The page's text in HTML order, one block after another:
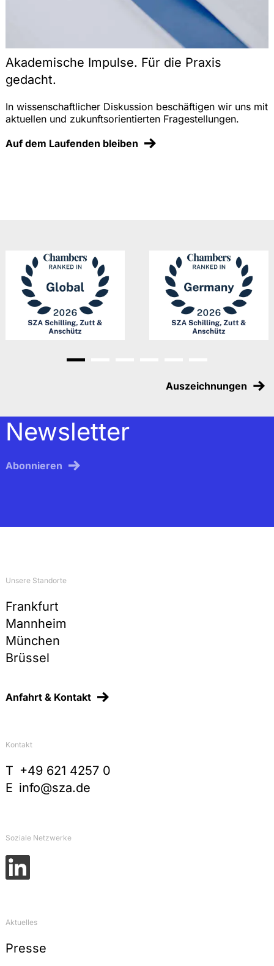
Akademische Impulse. Für die Praxis
gedacht.
In wissenschaftlicher Diskussion beschäftigen wir uns mit
aktuellen und zukunftsorientierten Fragestellungen.
Auf dem Laufenden bleiben
Gehe zu Slide 1
Auszeichnungen
Newsletter
Abonnieren
Unsere Standorte
Frankfurt
Mannheim
München
Brüssel
Anfahrt & Kontakt
Kontakt
T +49 621 4257 0
E info@sza.de
Soziale Netzwerke
Aktuelles
Presse